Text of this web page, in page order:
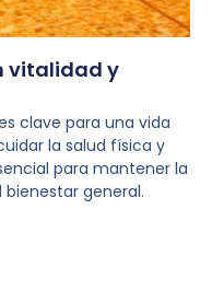
vitalidad y
clave para una vida
la salud física y
para mantener la
general.